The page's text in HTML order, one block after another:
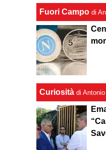
Fuori Campo di
Curiosità di